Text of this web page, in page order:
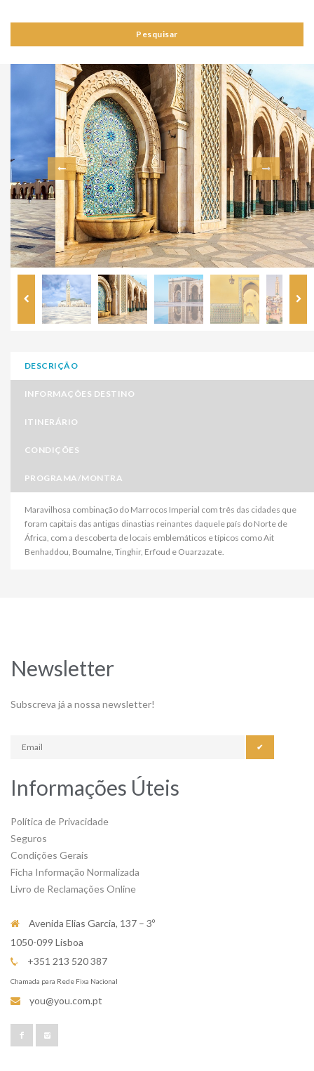
Pesquisar
DESCRIÇÃO
INFORMAÇÕES DESTINO
ITINERÁRIO
CONDIÇÕES
PROGRAMA/MONTRA
Maravilhosa combinação do Marrocos Imperial com três das cidades que
foram capitais das antigas dinastias reinantes daquele país do Norte de
África, com a descoberta de locais emblemáticos e típicos como Ait
Benhaddou, Boumalne, Tinghir, Erfoud e Ouarzazate.
Newsletter
Subscreva já a nossa newsletter!
✔
Informações Úteis
Política de Privacidade
Seguros
Condições Gerais
Ficha Informação Normalizada
Livro de Reclamações Online
Avenida Elias Garcia, 137 – 3º
1050-099 Lisboa
+351 213 520 387
Chamada para Rede Fixa Nacional
you@you.com.pt